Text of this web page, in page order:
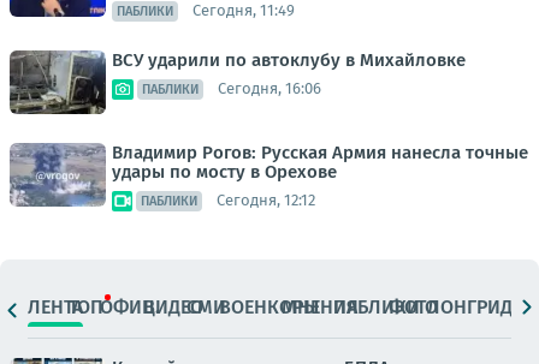
ПАБЛИКИ Сегодня, 11:49
ВСУ ударили по автоклубу в Михайловке
ПАБЛИКИ Сегодня, 16:06
Владимир Рогов: Русская Армия нанесла точные
удары по мосту в Орехове
ПАБЛИКИ Сегодня, 12:12
ЛЕНТАТОПОФИЦ.ВИДЕОСМИВОЕНКОРЫМНЕНИЯПАБЛИКИ
ФОТОЛОНГРИДЫ